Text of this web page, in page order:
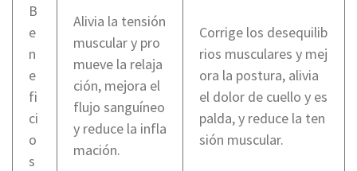
B
e
n
e
fi
ci
o
s
Alivia la tensión
muscular y pro
mueve la relaja
ción, mejora el
flujo sanguíneo
y reduce la infla
mación.
Corrige los desequilib
rios musculares y mej
ora la postura, alivia
el dolor de cuello y es
palda, y reduce la ten
sión muscular.